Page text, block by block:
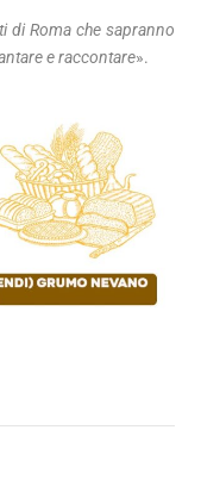
di Roma che sapranno
e raccontare».